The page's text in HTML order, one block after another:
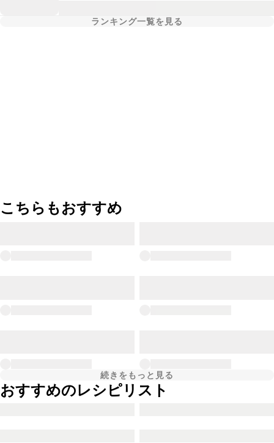
ランキング一覧を見る
こちらもおすすめ
続きをもっと見る
おすすめのレシピリスト